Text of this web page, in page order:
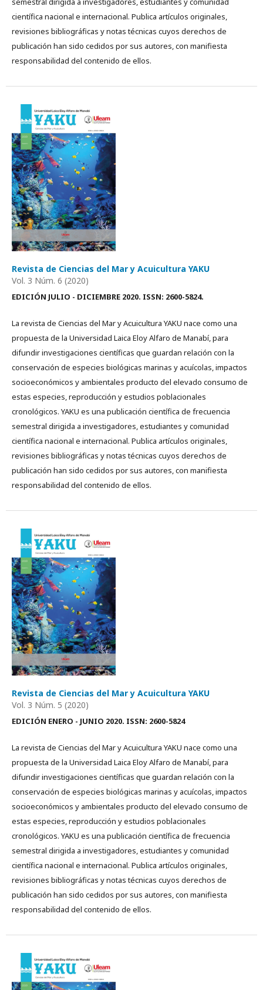
científica nacional e internacional. Publica artículos originales,
revisiones bibliográficas y notas técnicas cuyos derechos de
publicación han sido cedidos por sus autores, con manifiesta
responsabilidad del contenido de ellos.
Revista de Ciencias del Mar y Acuicultura YAKU
Vol. 3 Núm. 6 (2020)
EDICIÓN JULIO - DICIEMBRE 2020. ISSN: 2600-5824.
La revista de Ciencias del Mar y Acuicultura YAKU nace como una
propuesta de la Universidad Laica Eloy Alfaro de Manabí, para
difundir investigaciones científicas que guardan relación con la
conservación de especies biológicas marinas y acuícolas, impactos
socioeconómicos y ambientales producto del elevado consumo de
estas especies, reproducción y estudios poblacionales
cronológicos. YAKU es una publicación científica de frecuencia
semestral dirigida a investigadores, estudiantes y comunidad
científica nacional e internacional. Publica artículos originales,
revisiones bibliográficas y notas técnicas cuyos derechos de
publicación han sido cedidos por sus autores, con manifiesta
responsabilidad del contenido de ellos.
Revista de Ciencias del Mar y Acuicultura YAKU
Vol. 3 Núm. 5 (2020)
EDICIÓN ENERO - JUNIO 2020. ISSN: 2600-5824
La revista de Ciencias del Mar y Acuicultura YAKU nace como una
propuesta de la Universidad Laica Eloy Alfaro de Manabí, para
difundir investigaciones científicas que guardan relación con la
conservación de especies biológicas marinas y acuícolas, impactos
socioeconómicos y ambientales producto del elevado consumo de
estas especies, reproducción y estudios poblacionales
cronológicos. YAKU es una publicación científica de frecuencia
semestral dirigida a investigadores, estudiantes y comunidad
científica nacional e internacional. Publica artículos originales,
revisiones bibliográficas y notas técnicas cuyos derechos de
publicación han sido cedidos por sus autores, con manifiesta
responsabilidad del contenido de ellos.